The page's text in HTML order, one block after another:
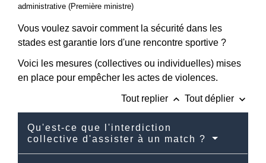
administrative (Première ministre)
Vous voulez savoir comment la sécurité dans les
stades est garantie lors d'une rencontre sportive ?
Voici les mesures (collectives ou individuelles) mises
en place pour empêcher les actes de violences.
Tout replier keyboard_arrow_up Tout déplier keyboard_arrow_down
Qu'est-ce que l'interdiction
collective d'assister à un match ?